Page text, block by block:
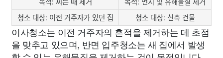
청소 대상: 이전 거주자가 있던 집
청소 대상: 신축 건물
이사청소는 이전 거주자의 흔적을 제거하는 데 초점
을 맞추고 있으며, 반면 입주청소는 새 집에서 발생